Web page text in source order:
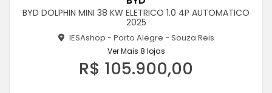
rtil
BYD DOLPHIN MINI 38 KW ELETRICO 1.0 4P AUTOMATICO
2025
IESAshop - Porto Alegre - Souza Reis
Ver Mais 8 lojas
R$ 105.900,00